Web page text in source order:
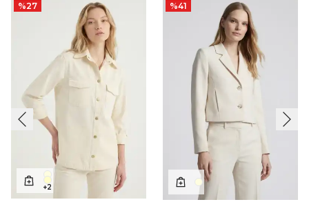
%27
+2
%41